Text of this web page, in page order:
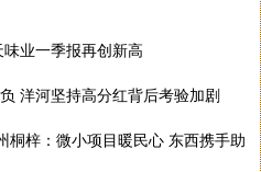
业一季报再创新高
洋河坚持高分红背后考验加剧
桐梓：微小项目暖民心 东西携手助